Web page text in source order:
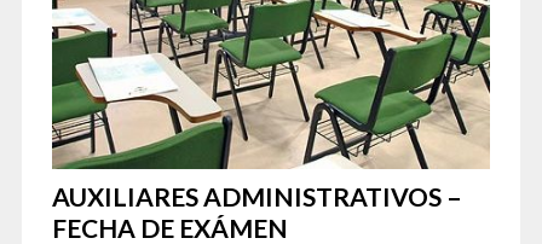
AUXILIARES ADMINISTRATIVOS –
FECHA DE EXÁMEN